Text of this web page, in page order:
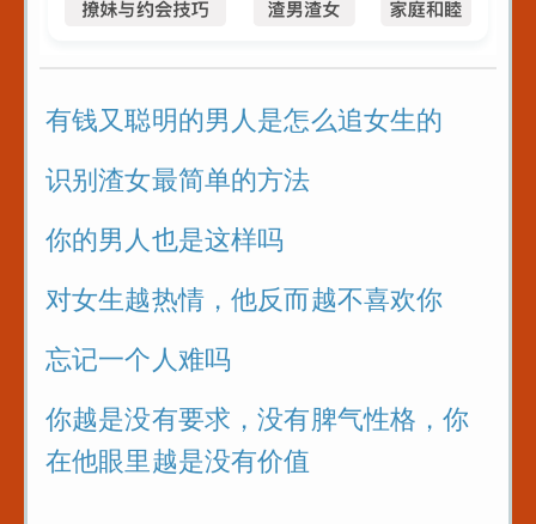
有钱又聪明的男人是怎么追女生的
识别渣女最简单的方法
你的男人也是这样吗
对女生越热情，他反而越不喜欢你
忘记一个人难吗
你越是没有要求，没有脾气性格，你
在他眼里越是没有价值